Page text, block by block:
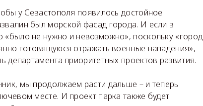
у Севастополя появилось достойное
был морской фасад города. И если в
не нужно и невозможно», поскольку «город
готовящуюся отражать военные нападения»,
департамента приоритетных проектов развития.
мы продолжаем расти дальше – и теперь
месте. И проект парка также будет